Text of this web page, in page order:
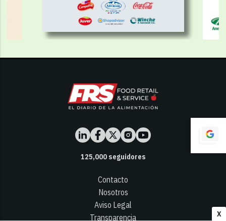
X
125,000seguidores
Contacto
Nosotros
Aviso Legal
Transparencia